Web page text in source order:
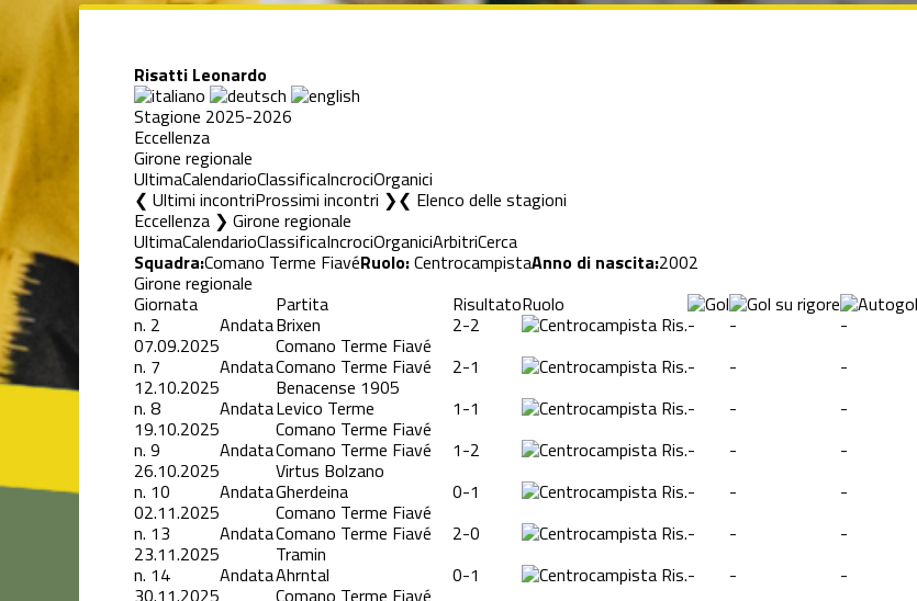
Risatti Leonardo
Stagione 2025-2026
Eccellenza
Girone regionale
UltimaCalendarioClassificaIncrociOrganici
❮ Ultimi incontriProssimi incontri ❯ Elenco delle stagioni
Eccellenza ❯ Girone regionale
UltimaCalendarioClassificaIncrociOrganiciArbitriCerca
Squadra:Comano Terme FiavéRuolo:CentrocampistaAnno di nascita:2002
Girone regionale
Giornata Partita RisultatoRuolo
n. 2
07.09.2025
AndataBrixen
Comano Terme Fiavé
2-2 Ris.- - -
n. 7
12.10.2025
AndataComano Terme Fiavé
Benacense 1905
2-1 Ris.- - -
n. 8
19.10.2025
AndataLevico Terme
Comano Terme Fiavé
1-1 Ris.- - -
n. 9
26.10.2025
AndataComano Terme Fiavé
Virtus Bolzano
1-2 Ris.- - -
n. 10
02.11.2025
AndataGherdeina
Comano Terme Fiavé
0-1 Ris.- - -
n. 13
23.11.2025
AndataComano Terme Fiavé
Tramin
2-0 Ris.- - -
n. 14
30.11.2025
AndataAhrntal
Comano Terme Fiavé
0-1 Ris.- - -